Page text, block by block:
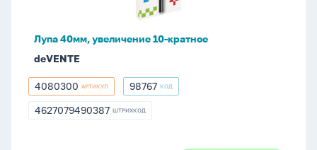
Лупа 40мм, увеличение 10-кратное
deVENTE
4080300
4080300 АРТИКУЛ 98767
98767 КОД
4627079490387
4627079490387 ШТРИХКОД